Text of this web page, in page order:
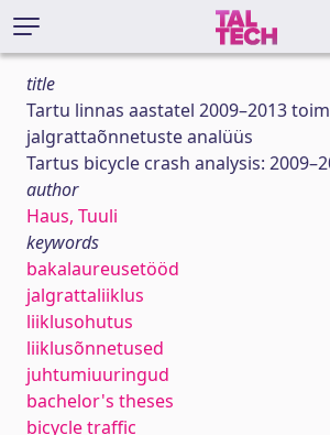
title
Tartu linnas aastatel 2009–2013
jalgrattaõnnetuste analüüs
Tartus bicycle crash analysis:
author
Haus, Tuuli
keywords
bakalaureusetööd
jalgrattaliiklus
liiklusohutus
liiklusõnnetused
juhtumiuuringud
bachelor's theses
bicycle traffic